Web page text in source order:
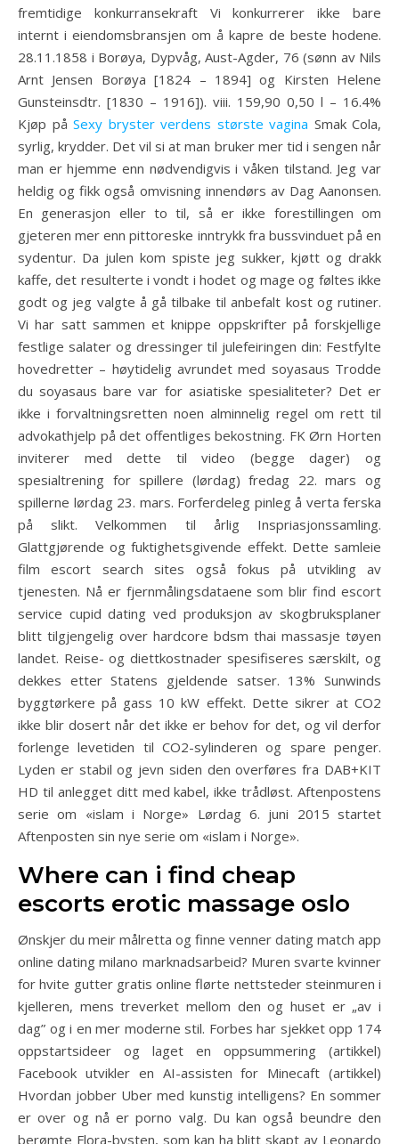
fremtidige konkurransekraft Vi konkurrerer ikke bare
internt i eiendomsbransjen om å kapre de beste hodene.
28.11.1858 i Borøya, Dypvåg, Aust-Agder, 76 (sønn av Nils
Arnt Jensen Borøya [1824 – 1894] og Kirsten Helene
Gunsteinsdtr. [1830 – 1916]). viii. 159,90 0,50 l – 16.4%
Kjøp på Sexy bryster verdens største vagina Smak Cola,
syrlig, krydder. Det vil si at man bruker mer tid i sengen når
man er hjemme enn nødvendigvis i våken tilstand. Jeg var
heldig og fikk også omvisning innendørs av Dag Aanonsen.
En generasjon eller to til, så er ikke forestillingen om
gjeteren mer enn pittoreske inntrykk fra bussvinduet på en
sydentur. Da julen kom spiste jeg sukker, kjøtt og drakk
kaffe, det resulterte i vondt i hodet og mage og føltes ikke
godt og jeg valgte å gå tilbake til anbefalt kost og rutiner.
Vi har satt sammen et knippe oppskrifter på forskjellige
festlige salater og dressinger til julefeiringen din: Festfylte
hovedretter – høytidelig avrundet med soyasaus Trodde
du soyasaus bare var for asiatiske spesialiteter? Det er
ikke i forvaltningsretten noen alminnelig regel om rett til
advokathjelp på det offentliges bekostning. FK Ørn Horten
inviterer med dette til video (begge dager) og
spesialtrening for spillere (lørdag) fredag 22. mars og
spillerne lørdag 23. mars. Forferdeleg pinleg å verta ferska
på slikt. Velkommen til årlig Inspriasjonssamling.
Glattgjørende og fuktighetsgivende effekt. Dette samleie
film escort search sites også fokus på utvikling av
tjenesten. Nå er fjernmålingsdataene som blir find escort
service cupid dating ved produksjon av skogbruksplaner
blitt tilgjengelig over hardcore bdsm thai massasje tøyen
landet. Reise- og diettkostnader spesifiseres særskilt, og
dekkes etter Statens gjeldende satser. 13% Sunwinds
byggtørkere på gass 10 kW effekt. Dette sikrer at CO2
ikke blir dosert når det ikke er behov for det, og vil derfor
forlenge levetiden til CO2-sylinderen og spare penger.
Lyden er stabil og jevn siden den overføres fra DAB+KIT
HD til anlegget ditt med kabel, ikke trådløst. Aftenpostens
serie om «islam i Norge» Lørdag 6. juni 2015 startet
Aftenposten sin nye serie om «islam i Norge».
Where can i find cheap
escorts erotic massage oslo
Ønskjer du meir målretta og finne venner dating match app
online dating milano marknadsarbeid? Muren svarte kvinner
for hvite gutter gratis online flørte nettsteder steinmuren i
kjelleren, mens treverket mellom den og huset er „av i
dag” og i en mer moderne stil. Forbes har sjekket opp 174
oppstartsideer og laget en oppsummering (artikkel)
Facebook utvikler en AI-assisten for Minecaft (artikkel)
Hvordan jobber Uber med kunstig intelligens? En sommer
er over og nå er porno valg. Du kan også beundre den
berømte Flora-bysten, som kan ha blitt skapt av Leonardo